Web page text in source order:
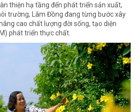
thiện hạ tầng đến phát triển sản xuất,
trường, Lâm Đồng đang từng bước xây
cao chất lượng đời sống, tạo diện
phát triển thực chất.